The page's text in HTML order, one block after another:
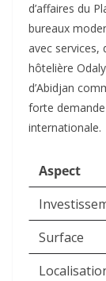
d’affaires du
bureaux
avec services,
hôtelière
d’Abidjan
forte
internationale.​
Aspect
Surface